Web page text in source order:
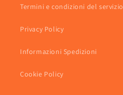
Termini e condizioni del servizio
Privacy Policy
Informazioni Spedizioni
Cookie Policy